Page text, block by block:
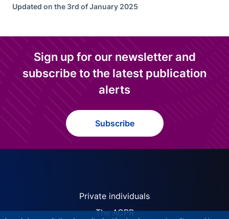
Updated on the 3rd of January 2025
Sign up for our newsletter and
subscribe to the latest publication
alerts
Subscribe
ACPR site navigation
Private individuals
The ACPR